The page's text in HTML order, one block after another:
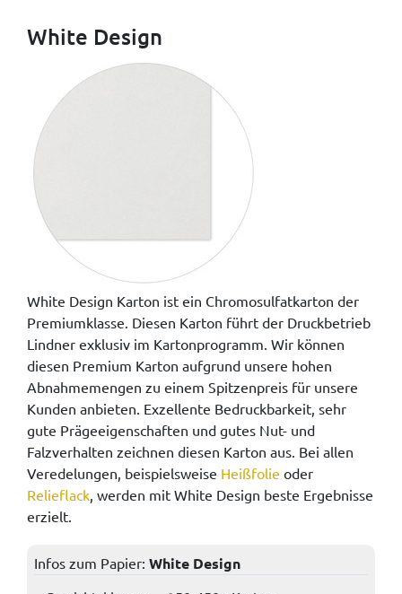
White Design
White Design Karton ist ein Chromosulfatkarton der
Premiumklasse. Diesen Karton führt der Druckbetrieb
Lindner exklusiv im Kartonprogramm. Wir können
diesen Premium Karton aufgrund unsere hohen
Abnahmemengen zu einem Spitzenpreis für unsere
Kunden anbieten. Exzellente Bedruckbarkeit, sehr
gute Prägeeigenschaften und gutes Nut- und
Falzverhalten zeichnen diesen Karton aus. Bei allen
Veredelungen, beispielsweise Heißfolie oder
Relieflack , werden mit White Design beste Ergebnisse
erzielt.
Infos zum Papier: White Design